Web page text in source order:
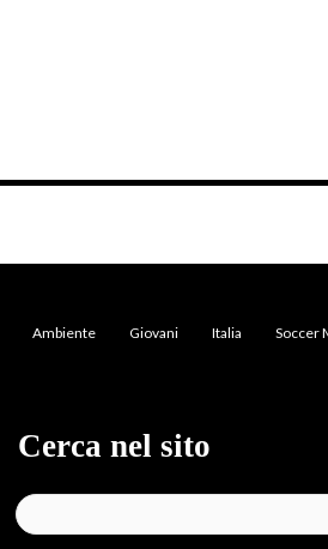
Ambiente Giovani Italia Soccer
Cerca nel sito